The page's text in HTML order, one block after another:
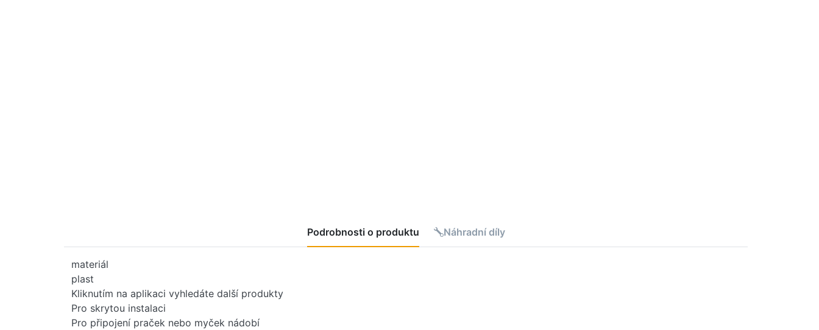
Podrobnosti o produktu Náhradní díly
materiál
plast
Kliknutím na aplikaci vyhledáte další produkty
Pro skrytou instalaci
Pro připojení praček nebo myček nádobí